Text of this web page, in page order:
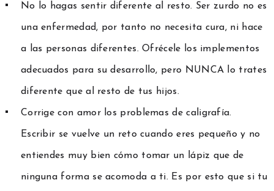
No lo hagas sentir diferente al resto. Ser zurdo no es
una enfermedad, por tanto no necesita cura, ni hace
a las personas diferentes. Ofrécele los implementos
adecuados para su desarrollo, pero NUNCA lo trates
diferente que al resto de tus hijos.
Corrige con amor los problemas de caligrafía.
Escribir se vuelve un reto cuando eres pequeño y no
entiendes muy bien cómo tomar un lápiz que de
ninguna forma se acomoda a ti. Es por esto que si tu